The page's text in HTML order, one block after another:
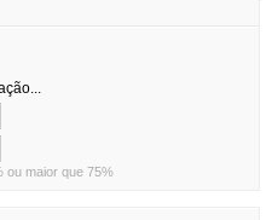
ou maior que 75%